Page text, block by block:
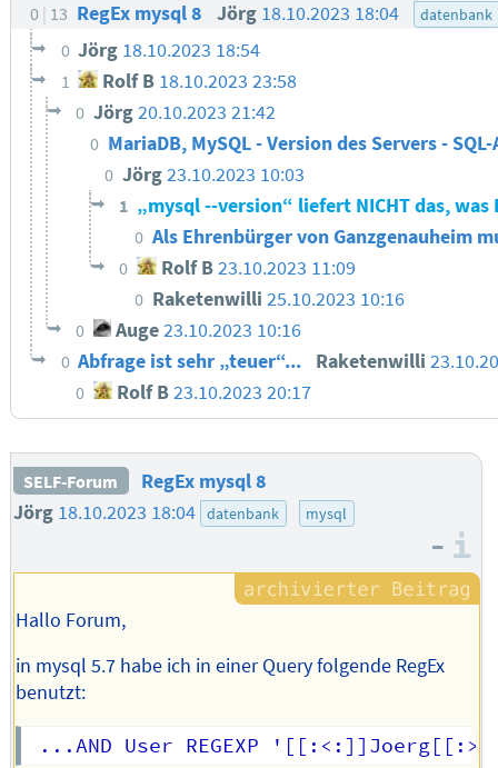
0 13 RegEx mysql 8 Jörg 18.10.2023 18:04 datenbank
0 Jörg 18.10.2023 18:54
1 Rolf B 18.10.2023 23:58
0 Jörg20.10.2023 21:42
0 MariaDB, MySQL - Version des Servers -
0 Jörg23.10.2023 10:03
1 „mysql --version“ liefert NICHT das,
0 Als Ehrenbürger von Ganzgenauheim
0 Rolf B23.10.2023 11:09
0 Raketenwilli 25.10.2023 10:16
0 Auge 23.10.2023 10:16
0 Abfrage ist sehr „teuer“... Raketenwilli
0 Rolf B23.10.2023 20:17
SELF-Forum
RegEx mysql 8
Jörg 18.10.2023 18:04 datenbank mysql
–
Hallo Forum,
in mysql 5.7 habe ich in einer Query folgende RegEx
benutzt: